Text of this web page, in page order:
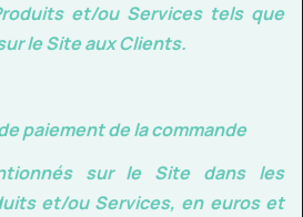
et/ou Services tels que
le Site aux Clients.
paiement de la commande
sur le Site dans les
et/ou Services, en euros et